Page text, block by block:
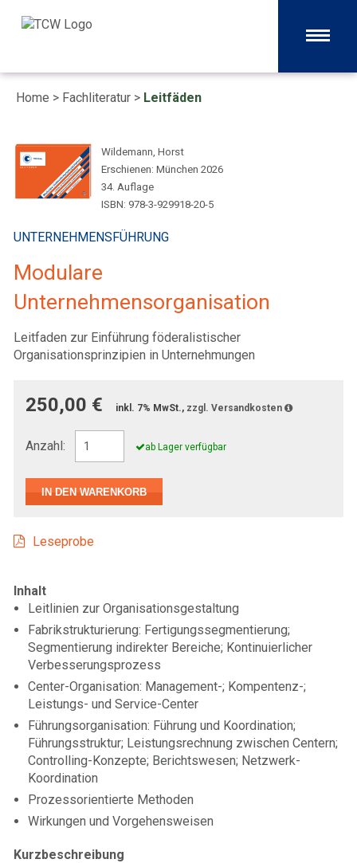
Home > Fachliteratur > Leitfäden
Wildemann, Horst
Erschienen: München 2026
34. Auflage
ISBN: 978-3-929918-20-5
UNTERNEHMENSFÜHRUNG
Modulare
Unternehmensorganisation
Leitfaden zur Einführung föderalistischer
Organisationsprinzipien in Unternehmungen
250,00 € inkl. 7% MwSt., zzgl. Versandkosten
Anzahl: ab Lager verfügbar
Leseprobe
Inhalt
Leitlinien zur Organisationsgestaltung
Fabrikstrukturierung: Fertigungssegmentierung;
Segmentierung indirekter Bereiche; Kontinuierlicher
Verbesserungsprozess
Center-Organisation: Management-; Kompentenz-;
Leistungs- und Service-Center
Führungsorganisation: Führung und Koordination;
Führungsstruktur; Leistungsrechnung zwischen Centern;
Controlling-Konzepte; Berichtswesen; Netzwerk-
Koordination
Prozessorientierte Methoden
Wirkungen und Vorgehensweisen
Kurzbeschreibung